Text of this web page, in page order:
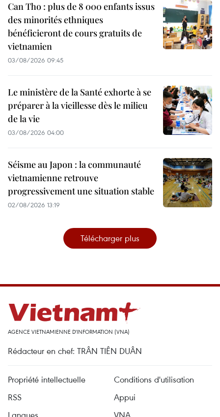
Can Tho : plus de 8 000 enfants issus
des minorités ethniques
bénéficieront de cours gratuits de
vietnamien
03/08/2026 09:45
Le ministère de la Santé exhorte à se
préparer à la vieillesse dès le milieu
de la vie
03/08/2026 04:00
Séisme au Japon : la communauté
vietnamienne retrouve
progressivement une situation stable
02/08/2026 13:19
Télécharger plus
AGENCE VIETNAMIENNE D'INFORMATION (VNA)
Rédacteur en chef: TRÂN TIÊN DUÂN
Propriété intellectuelle
Conditions d'utilisation
RSS
Appui